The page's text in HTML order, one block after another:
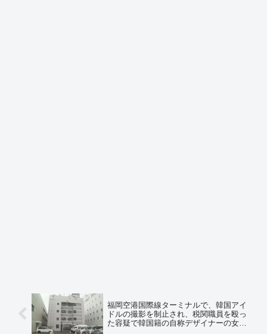
福岡空港国際線ターミナルで、韓国アイ
ドルの撮影を制止され、税関職員を殴っ
た容疑で韓国籍の自称デザイナーの女